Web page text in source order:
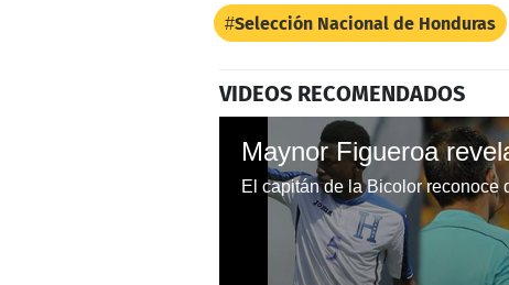
Selección Nacional de Honduras
VIDEOS RECOMENDADOS